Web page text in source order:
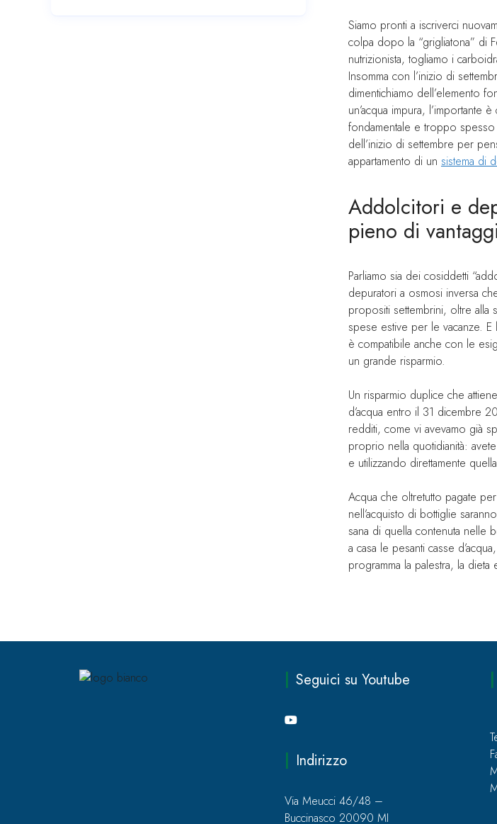
Siamo pronti a iscriverci
colpa dopo la “grigliatona” di
nutrizionista, togliamo i
Insomma con l’inizio di
dimentichiamo dell’elemento
un’acqua impura, l’importante
fondamentale e troppo spesso
dell’inizio di settembre per
appartamento di un sistema di
Addolcitori e
pieno di vantaggi
Parliamo sia dei cosiddetti
depuratori a osmosi inversa
propositi settembrini, oltre alla
spese estive per le vacanze.
è compatibile anche con le
un grande risparmio.
Un risparmio duplice che
d’acqua entro il 31 dicembre
redditi, come vi avevamo già
proprio nella quotidianità:
e utilizzando direttamente
Acqua che oltretutto pagate
nell’acquisto di bottiglie
sana di quella contenuta nelle
a casa le pesanti casse
programma la palestra, la dieta
Seguici su Youtube
Indirizzo
Via Meucci 46/48 –
Buccinasco 20090 MI